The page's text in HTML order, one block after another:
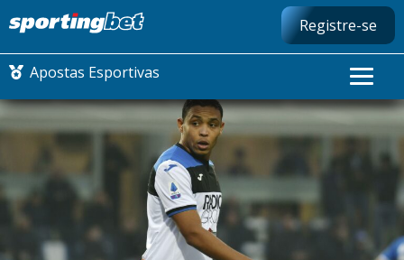
Registre-se
Apostas Esportivas
CONMEBOL LIBERTADORES
FUTEBOL NACIONAL
FUTEBOL INTERNACIONAL